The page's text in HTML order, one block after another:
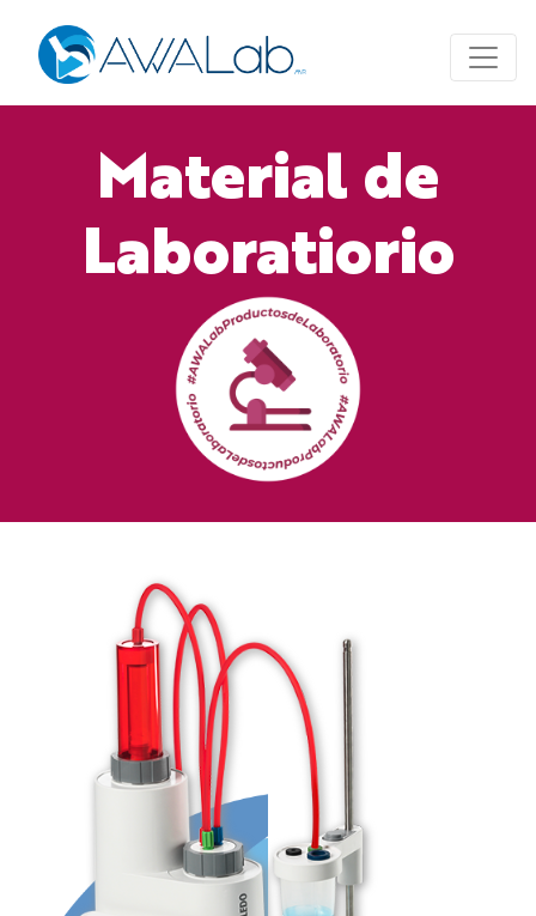
Material de
Laboratiorio